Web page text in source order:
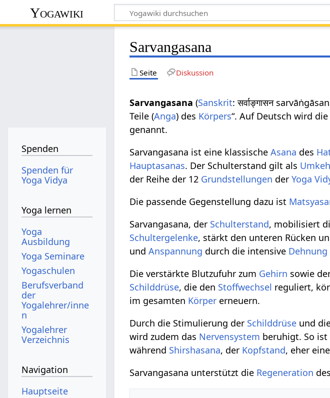
Yogawiki
Sarvangasana
Seite Diskussion
Sarvangasana (Sanskrit: सर्वाङ्गासन
Teile (Anga) des Körpers“. Auf Deutsch wird die
genannt.
Sarvangasana ist eine klassischeAsana des
Hauptasanas. Der Schulterstand gilt als
der Reihe der 12 Grundstellungen derYoga
Die passende Gegenstellung dazu ist
Sarvangasana, der Schulterstand, mobilisiert
Schultergelenke, stärkt den unteren Rücken
undAnspannung durch die intensive Dehnung
Die verstärkte Blutzufuhr zum Gehirn sowie
Schilddrüse, die den Stoffwechsel reguliert,
im gesamten Körper erneuern.
Durch die Stimulierung der Schilddrüse und
wird zudem das Nervensystem beruhigt. So
während Shirshasana, der Kopfstand, eher
Sarvangasana unterstützt die Regeneration des
Spenden
Spenden für
Yoga Vidya
Yoga lernen
Yoga
Ausbildung
Yoga Seminare
Yogaschulen
Berufsverband
der
Yogalehrer/inne
n
Yogalehrer
Verzeichnis
Navigation
Hauptseite